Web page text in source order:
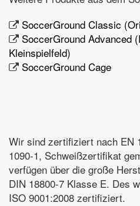
SoccerGround Classic
SoccerGround Advanced
Kleinspielfeld)
SoccerGround Cage
Wir sind zertifiziert nach EN
1090-1, Schweißzertifikat
verfügen über die große
DIN 18800-7 Klasse E. Des
ISO 9001:2008 zertifiziert.